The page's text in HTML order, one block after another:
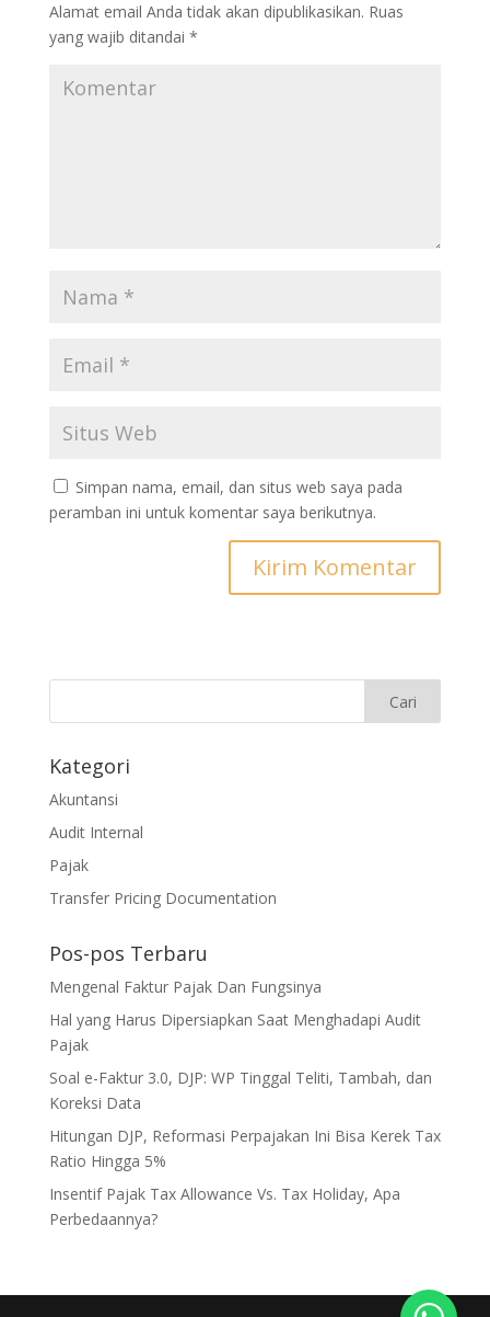
Alamat email Anda tidak akan dipublikasikan. Ruas
yang wajib ditandai *
Simpan nama, email, dan situs web saya pada
peramban ini untuk komentar saya berikutnya.
Kategori
Akuntansi
Audit Internal
Pajak
Transfer Pricing Documentation
Pos-pos Terbaru
Mengenal Faktur Pajak Dan Fungsinya
Hal yang Harus Dipersiapkan Saat Menghadapi Audit
Pajak
Soal e-Faktur 3.0, DJP: WP Tinggal Teliti, Tambah, dan
Koreksi Data
Hitungan DJP, Reformasi Perpajakan Ini Bisa Kerek Tax
Ratio Hingga 5%
Insentif Pajak Tax Allowance Vs. Tax Holiday, Apa
Perbedaannya?